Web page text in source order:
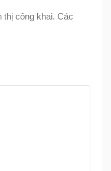
thị công khai. Các